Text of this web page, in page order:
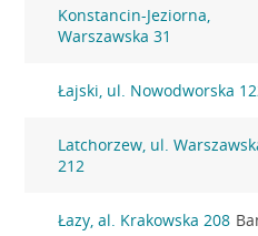
Konstancin-Jeziorna,
Warszawska 31
Łajski, ul. Nowodworska
Latchorzew, ul.
212
Łazy, al. Krakowska 208